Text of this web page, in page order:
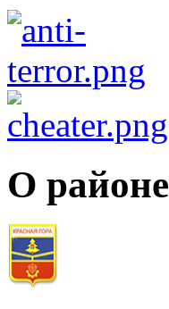
О районе